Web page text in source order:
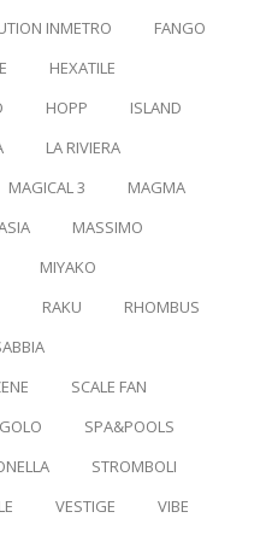
INMETRO
FANGO
HEXATILE
HOPP
ISLAND
LA RIVIERA
MAGICAL 3
MAGMA
MASSIMO
MIYAKO
RAKU
RHOMBUS
SCALE FAN
SPA&POOLS
STROMBOLI
VESTIGE VIBE